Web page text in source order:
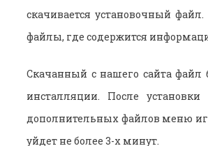
скачивается установочный
файлы, где содержится
Скачанный с нашего сайта файл
инсталляции. После
дополнительных файлов меню
уйдет не более 3-х минут.